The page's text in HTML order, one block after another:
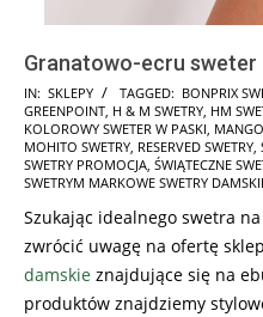
Granatowo-ecru
2025-
11-
10
IN: SKLEPY TAGGED: BONPRIX
GREENPOINT, H & M SWETRY, HM
KOLOROWY SWETER W PASKI,
MOHITO SWETRY, RESERVED SWETRY,
SWETRY PROMOCJA, ŚWIĄTECZNE
SWETRYM MARKOWE SWETRY
Szukając idealnego swetra
zwrócić uwagę na ofertę
damskie znajdujące się na
produktów znajdziemy